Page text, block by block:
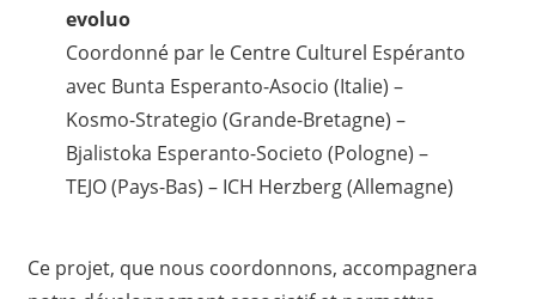
evoluo
Coordonné par le Centre Culturel Espéranto
avec Bunta Esperanto-Asocio (Italie) –
Kosmo-Strategio (Grande-Bretagne) –
Bjalistoka Esperanto-Societo (Pologne) –
TEJO (Pays-Bas) – ICH Herzberg (Allemagne)
Ce projet, que nous coordonnons, accompagnera